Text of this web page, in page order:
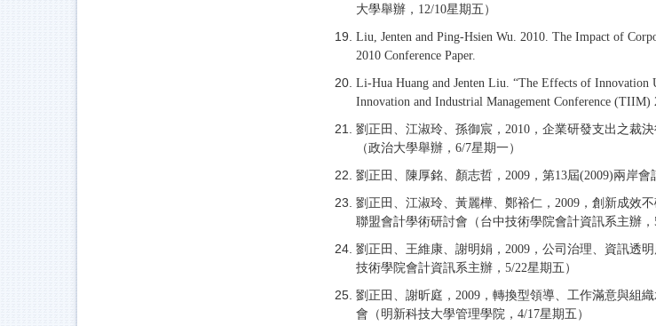
大學舉辦，12/10星期五）
Liu, Jenten and Ping-Hsien Wu. 2010. The Impact of
2010 Conference Paper.
Li-Hua Huang and Jenten Liu. “The Effects of Innovation
Innovation and Industrial Management Conference
劉正田、江淑玲、孫御宸，2010，企業研發支出之裁
（政治大學舉辦，6/7星期一）
劉正田、陳厚銘、顏志哲，2009，第13屆(2009)兩岸
劉正田、江淑玲、黃麗樺、鄭裕仁，2009，創新成效
聯盟會計學術研討會（台中技術學院會計資訊系主辦，
劉正田、王維康、謝明娟，2009，公司治理、資訊透
技術學院會計資訊系主辦，5/22星期五）
劉正田、謝昕庭，2009，轉換型領導、工作滿意與組
會（明新科技大學管理學院，4/17星期五）